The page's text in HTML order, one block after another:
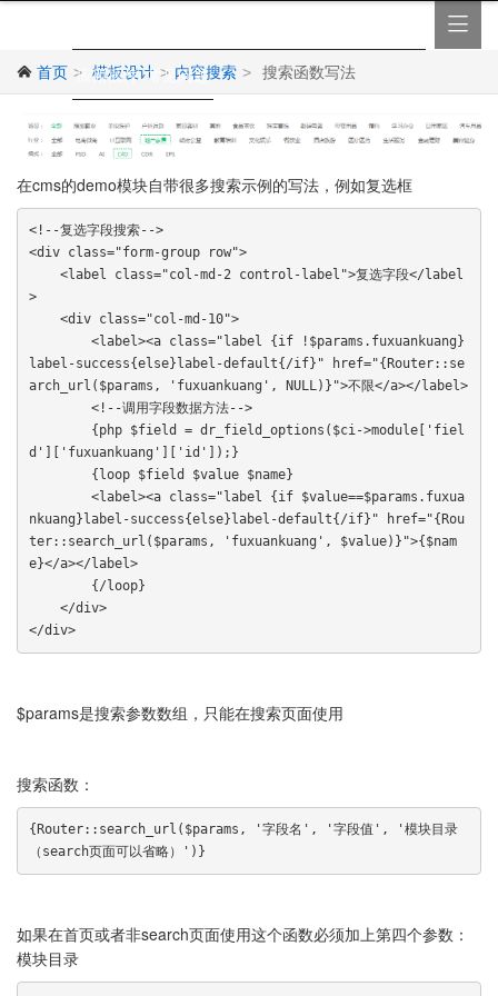

应用插件 常见问题
 首页 > 模板设计 > 内容搜索 > 搜索函数写法
在cms的demo模块自带很多搜索示例的写法，例如复选框
<!--复选字段搜索-->
<div class="form-group row">
<label class="col-md-2 control-label">复选字段</label
>
<div class="col-md-10">
<label><a class="label {if !$params.fuxuankuang}
label-success{else}label-default{/if}" href="{Router::se
arch_url($params, 'fuxuankuang', NULL)}">不限</a></label>
<!--调用字段数据方法-->
{php $field = dr_field_options($ci->module['fiel
d']['fuxuankuang']['id']);}
{loop $field $value $name}
<label><a class="label {if $value==$params.fuxua
nkuang}label-success{else}label-default{/if}" href="{Rou
ter::search_url($params, 'fuxuankuang', $value)}">{$nam
e}</a></label>
{/loop}
</div>
</div>
$params是搜索参数数组，只能在搜索页面使用
搜索函数：
{Router::search_url($params, '字段名', '字段值', '模块目录
（search页面可以省略）')}
如果在首页或者非search页面使用这个函数必须加上第四个参数：
模块目录